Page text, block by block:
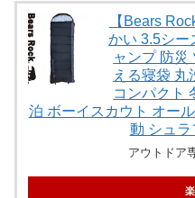
【Bears
かい 3.5シー
ャンプ 防災
える寝袋
コンパクト
泊 ボーイスカウト オー
動 シュラ
アウトドア